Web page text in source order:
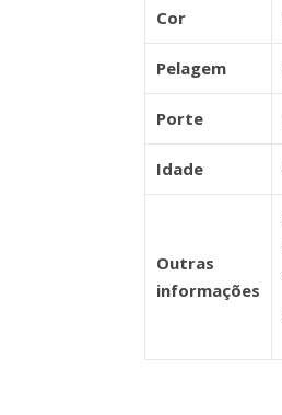
Cor
Pelagem
Porte
Idade
Outras
informações